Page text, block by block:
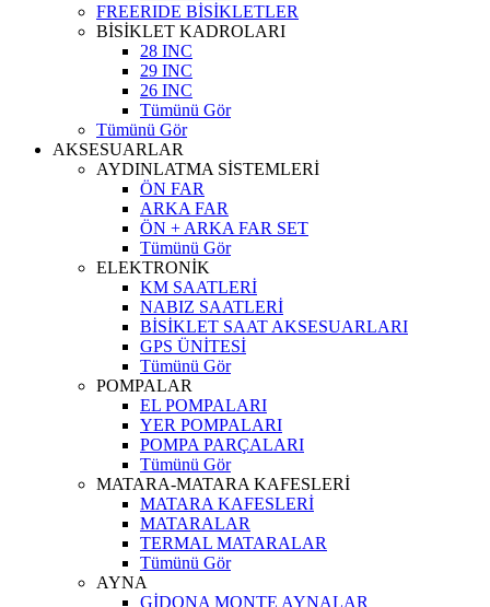
FREERIDE BİSİKLETLER
BİSİKLET KADROLARI
28 INC
29 INC
26 INC
Tümünü Gör
Tümünü Gör
AKSESUARLAR
AYDINLATMA SİSTEMLERİ
ÖN FAR
ARKA FAR
ÖN + ARKA FAR SET
Tümünü Gör
ELEKTRONİK
KM SAATLERİ
NABIZ SAATLERİ
BİSİKLET SAAT AKSESUARLARI
GPS ÜNİTESİ
Tümünü Gör
POMPALAR
EL POMPALARI
YER POMPALARI
POMPA PARÇALARI
Tümünü Gör
MATARA-MATARA KAFESLERİ
MATARA KAFESLERİ
MATARALAR
TERMAL MATARALAR
Tümünü Gör
AYNA
GİDONA MONTE AYNALAR